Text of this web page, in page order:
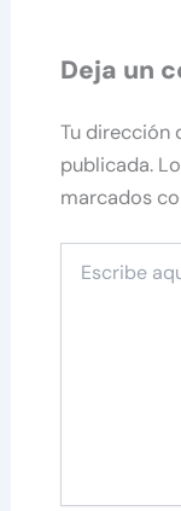
Deja un
Tu dirección
publicada.
marcados
aquí...